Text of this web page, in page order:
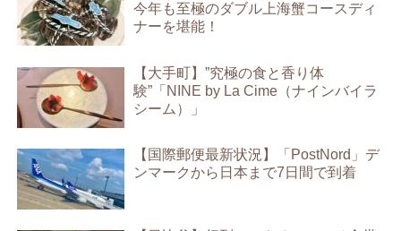
今年も至極のダブル上海蟹コースディ
ナーを堪能！
【大手町】”究極の食と香り体
験”「NINE by La Cime（ナインバイラ
シーム）」
【国際郵便最新状況】「PostNord」デ
ンマークから日本まで7日間で到着